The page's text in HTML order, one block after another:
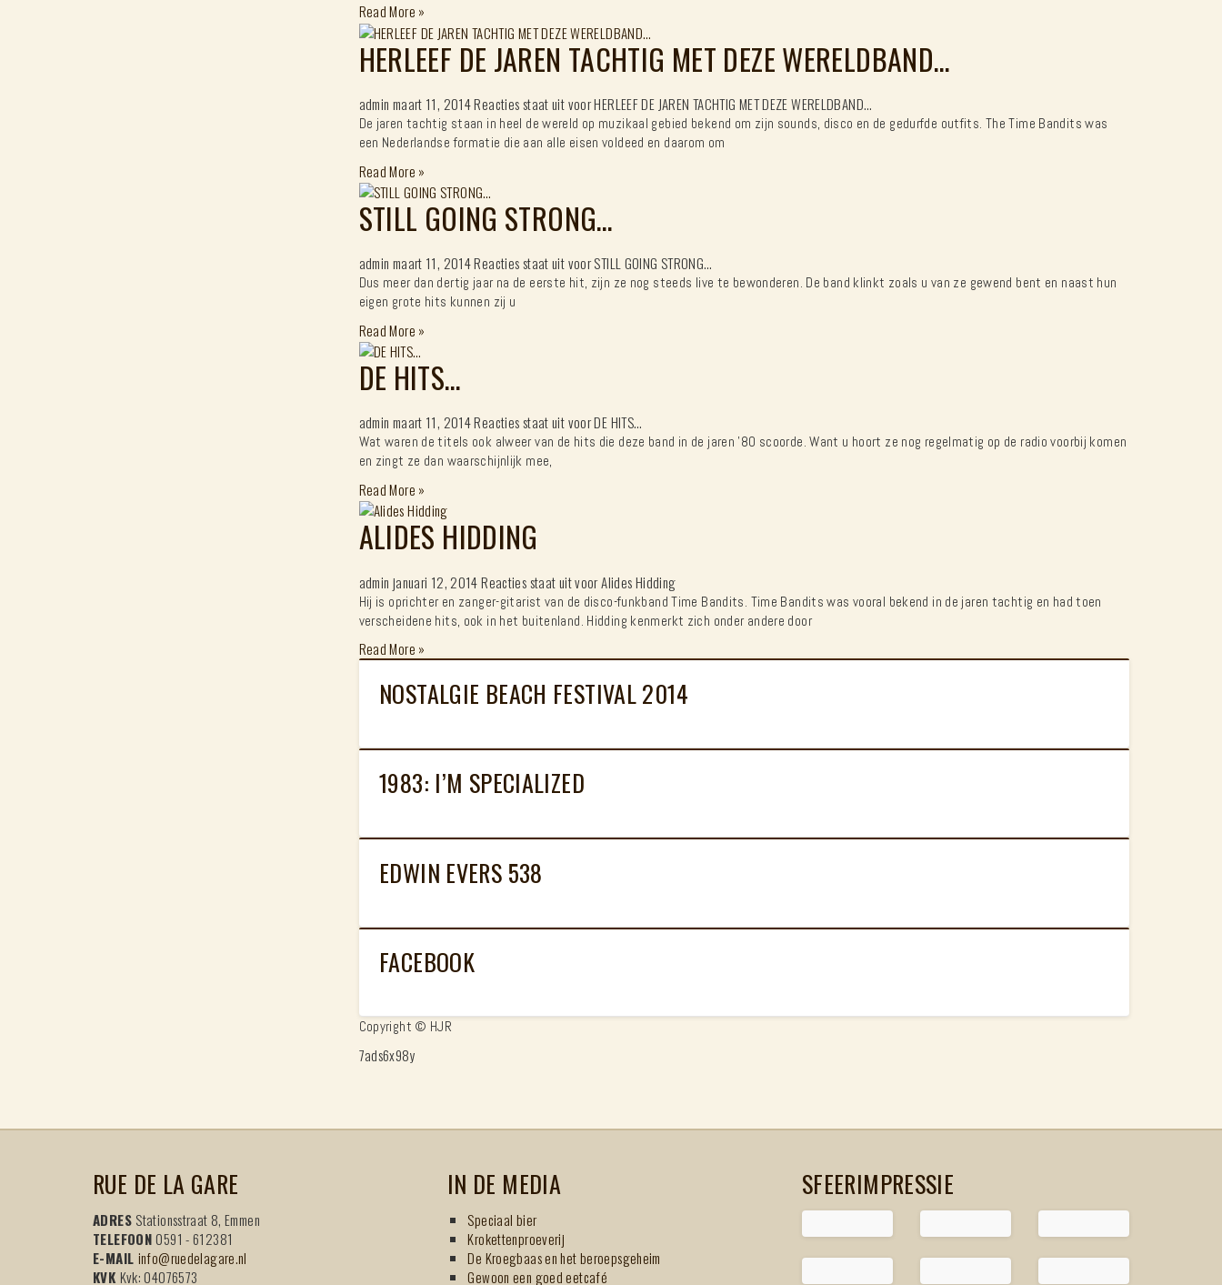
Read More »
HERLEEF DE JAREN TACHTIG MET DEZE WERELDBAND…
admin maart 11, 2014Reacties staat uitvoor HERLEEF DE JAREN TACHTIG MET DEZE WERELDBAND…
De jaren tachtig staan in heel de wereld op muzikaal gebied bekend om zijn sounds, disco en de gedurfde outfits. The Time Bandits was
een Nederlandse formatie die aan alle eisen voldeed en daarom om
Read More »
STILL GOING STRONG…
admin maart 11, 2014Reacties staat uitvoor STILL GOING STRONG…
Dus meer dan dertig jaar na de eerste hit, zijn ze nog steeds live te bewonderen. De band klinkt zoals u van ze gewend bent en naast hun
eigen grote hits kunnen zij u
Read More »
DE HITS…
admin maart 11, 2014Reacties staat uitvoor DE HITS…
Wat waren de titels ook alweer van de hits die deze band in de jaren ’80 scoorde. Want u hoort ze nog regelmatig op de radio voorbij komen
en zingt ze dan waarschijnlijk mee,
Read More »
ALIDES HIDDING
admin januari 12, 2014Reacties staat uitvoor Alides Hidding
Hij is oprichter en zanger-gitarist van de disco-funkband Time Bandits. Time Bandits was vooral bekend in de jaren tachtig en had toen
verscheidene hits, ook in het buitenland. Hidding kenmerkt zich onder andere door
Read More »
NOSTALGIE BEACH FESTIVAL 2014
1983: I’M SPECIALIZED
EDWIN EVERS 538
FACEBOOK
Copyright © HJR
7ads6x98y
RUE DE LA GARE
ADRES Stationsstraat 8, Emmen
TELEFOON0591 - 612381
E-MAIL info@ruedelagare.nl
KVK Kvk: 04076573
IN DE MEDIA
Speciaal bier
Krokettenproeverij
De Kroegbaas en het beroepsgeheim
Gewoon een goed eetcafé
SFEERIMPRESSIE